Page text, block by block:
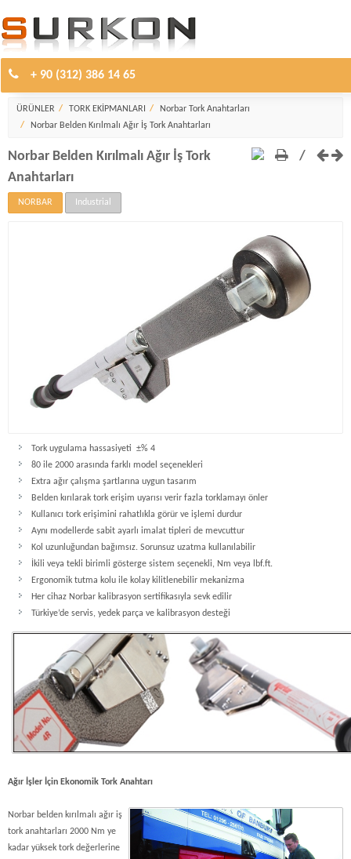
+ 90 (312) 386 14 65
Norbar Tork Anahtarları
ÜRÜNLER TORK EKİPMANLARI
Norbar Tork Anahtarları
Norbar Belden Kırılmalı Ağır İş Tork Anahtarları
/
Norbar Belden Kırılmalı Ağır İş Tork
Anahtarları
NORBAR Industrial
Tork uygulama hassasiyeti ±% 4
80 ile 2000 arasında farklı model seçenekleri
Extra ağır çalışma şartlarına uygun tasarım
Belden kırılarak tork erişim uyarısı verir fazla torklamayı önler
Kullanıcı tork erişimini rahatlıkla görür ve işlemi durdur
Aynı modellerde sabit ayarlı imalat tipleri de mevcuttur
Kol uzunluğundan bağımsız. Sorunsuz uzatma kullanılabilir
İkili veya tekli birimli gösterge sistem seçenekli, Nm veya lbf.ft.
Ergonomik tutma kolu ile kolay kilitlenebilir mekanizma
Her cihaz Norbar kalibrasyon sertifikasıyla sevk edilir
Türkiye’de servis, yedek parça ve kalibrasyon desteği
Ağır İşler İçin Ekonomik Tork Anahtarı
Norbar belden kırılmalı ağır iş
tork anahtarları 2000 Nm ye
kadar yüksek tork değerlerine